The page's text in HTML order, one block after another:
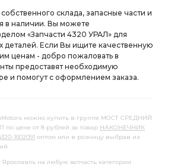
С ТОРМОЗОМ В СБОРЕ
В СБОРЕ
В СБОРЕ АЗ УРАЛ
ТОРМОЗОМ В СБОРЕ АЗ УРАЛ
а/м с пневмотормозами
склада, запасные части и
в наличии. Вы можете
«Запчасти 4320 УРАЛ» для
деталей. Если Вы ищите качественную
ценам - добро пожаловать в
предоставят необходимую
и помогут с оформлением заказа.
можно купить в группе МОСТ СРЕДНИЙ
по цене от 8 рублей за товар НАКОНЕЧНИК
1602091 оптом или в розницу выбрав из
Ярославль на любую запчасть категории